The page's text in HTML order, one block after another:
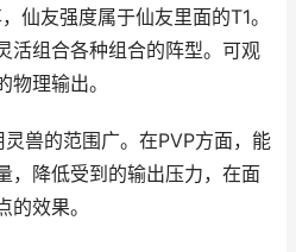
仙友强度属于仙友里面的T1。
活组合各种组合的阵型。可观
理输出。
兽的范围广。在PVP方面，能
，降低受到的输出压力，在面
效果。